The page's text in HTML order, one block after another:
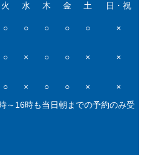
火 水 木 金 土 日・祝
○ ○ ○ ○ ○ ×
○ × ○ ○ × ×
○ × ○ ○ ×
×
～16時も当日朝までの予約のみ受